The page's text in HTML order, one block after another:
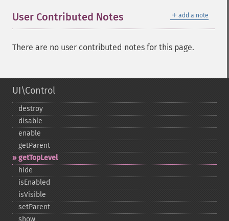
＋ add a note
User Contributed Notes
There are no user contributed notes for this page.
UI\Control
destroy
disable
enable
getParent
getTopLevel
hide
isEnabled
isVisible
setParent
show